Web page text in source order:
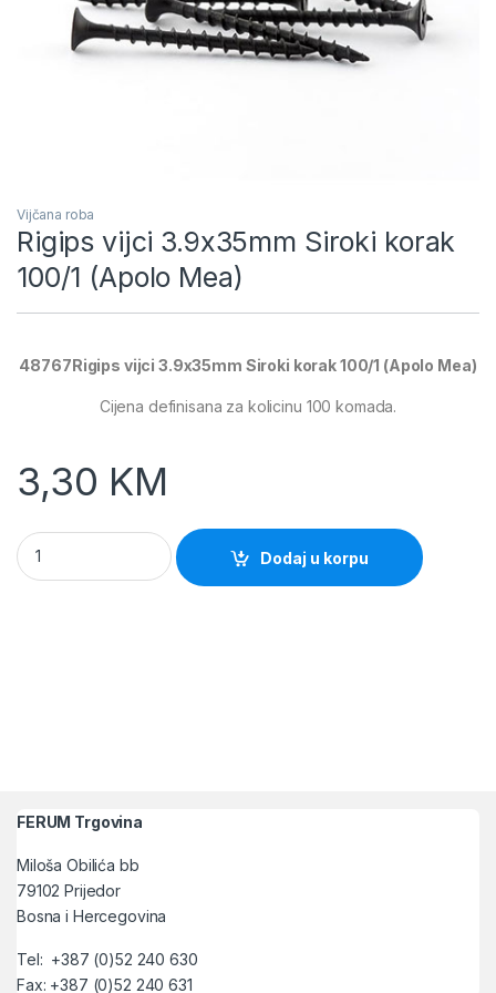
Vijčana roba
Rigips vijci 3.9x35mm Siroki korak
100/1 (Apolo Mea)
48767Rigips vijci 3.9x35mm Siroki korak 100/1 (Apolo Mea)
Cijena definisana za kolicinu 100 komada.
3,30 KM
Rigips vijci 3.9x35mm Siroki korak 100/1 (Apolo Mea) quantity
Dodaj u korpu
FERUM Trgovina
Miloša Obilića bb
79102 Prijedor
Bosna i Hercegovina
Tel: +387 (0)52 240 630
Fax: +387 (0)52 240 631